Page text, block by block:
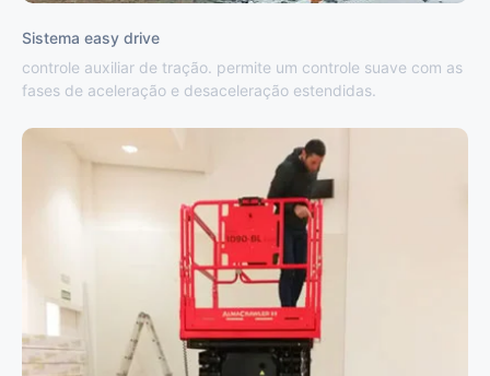
Sistema easy drive
controle auxiliar de tração. permite um controle suave com as
fases de aceleração e desaceleração estendidas.